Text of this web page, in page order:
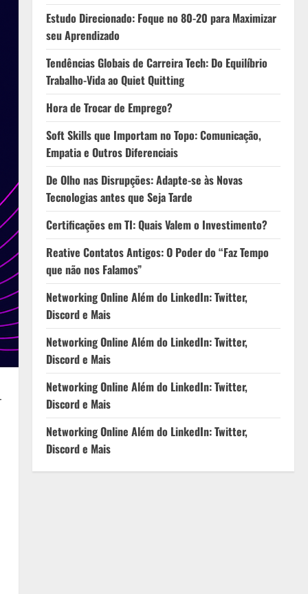
Estudo Direcionado: Foque no 80-20 para Maximizar
seu Aprendizado
Tendências Globais de Carreira Tech: Do Equilíbrio
Trabalho-Vida ao Quiet Quitting
Hora de Trocar de Emprego?
Soft Skills que Importam no Topo: Comunicação,
Empatia e Outros Diferenciais
De Olho nas Disrupções: Adapte-se às Novas
Tecnologias antes que Seja Tarde
Certificações em TI: Quais Valem o Investimento?
Reative Contatos Antigos: O Poder do “Faz Tempo
que não nos Falamos”
Networking Online Além do LinkedIn: Twitter,
Discord e Mais
Networking Online Além do LinkedIn: Twitter,
Discord e Mais
Networking Online Além do LinkedIn: Twitter,
Discord e Mais
Networking Online Além do LinkedIn: Twitter,
Discord e Mais